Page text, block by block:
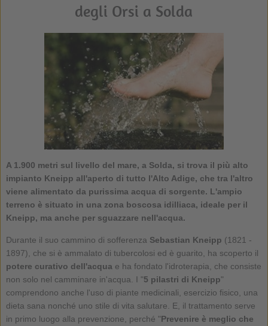
degli Orsi a Solda
A 1.900 metri sul livello del mare, a Solda, si trova il più alto
impianto Kneipp all'aperto di tutto l'Alto Adige, che tra l'altro
viene alimentato da purissima acqua di sorgente. L'ampio
terreno è situato in una zona boscosa idilliaca, ideale per il
Kneipp, ma anche per sguazzare nell'acqua.
Durante il suo cammino di sofferenza Sebastian Kneipp (1821 -
1897), che si è ammalato di tubercolosi ed è guarito, ha scoperto il
potere curativo dell'acqua e ha fondato l'idroterapia, che consiste
non solo nel camminare in'acqua. I "5 pilastri di Kneipp"
comprendono anche l'uso di piante medicinali, esercizio fisico, una
dieta sana nonché uno stile di vita salutare. E, il trattamento serve
in primo luogo alla prevenzione, perché "Prevenire è meglio che